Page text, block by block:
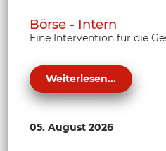
Börse - Intern
Eine Intervention für die
Weiterlesen...
05. August 2026